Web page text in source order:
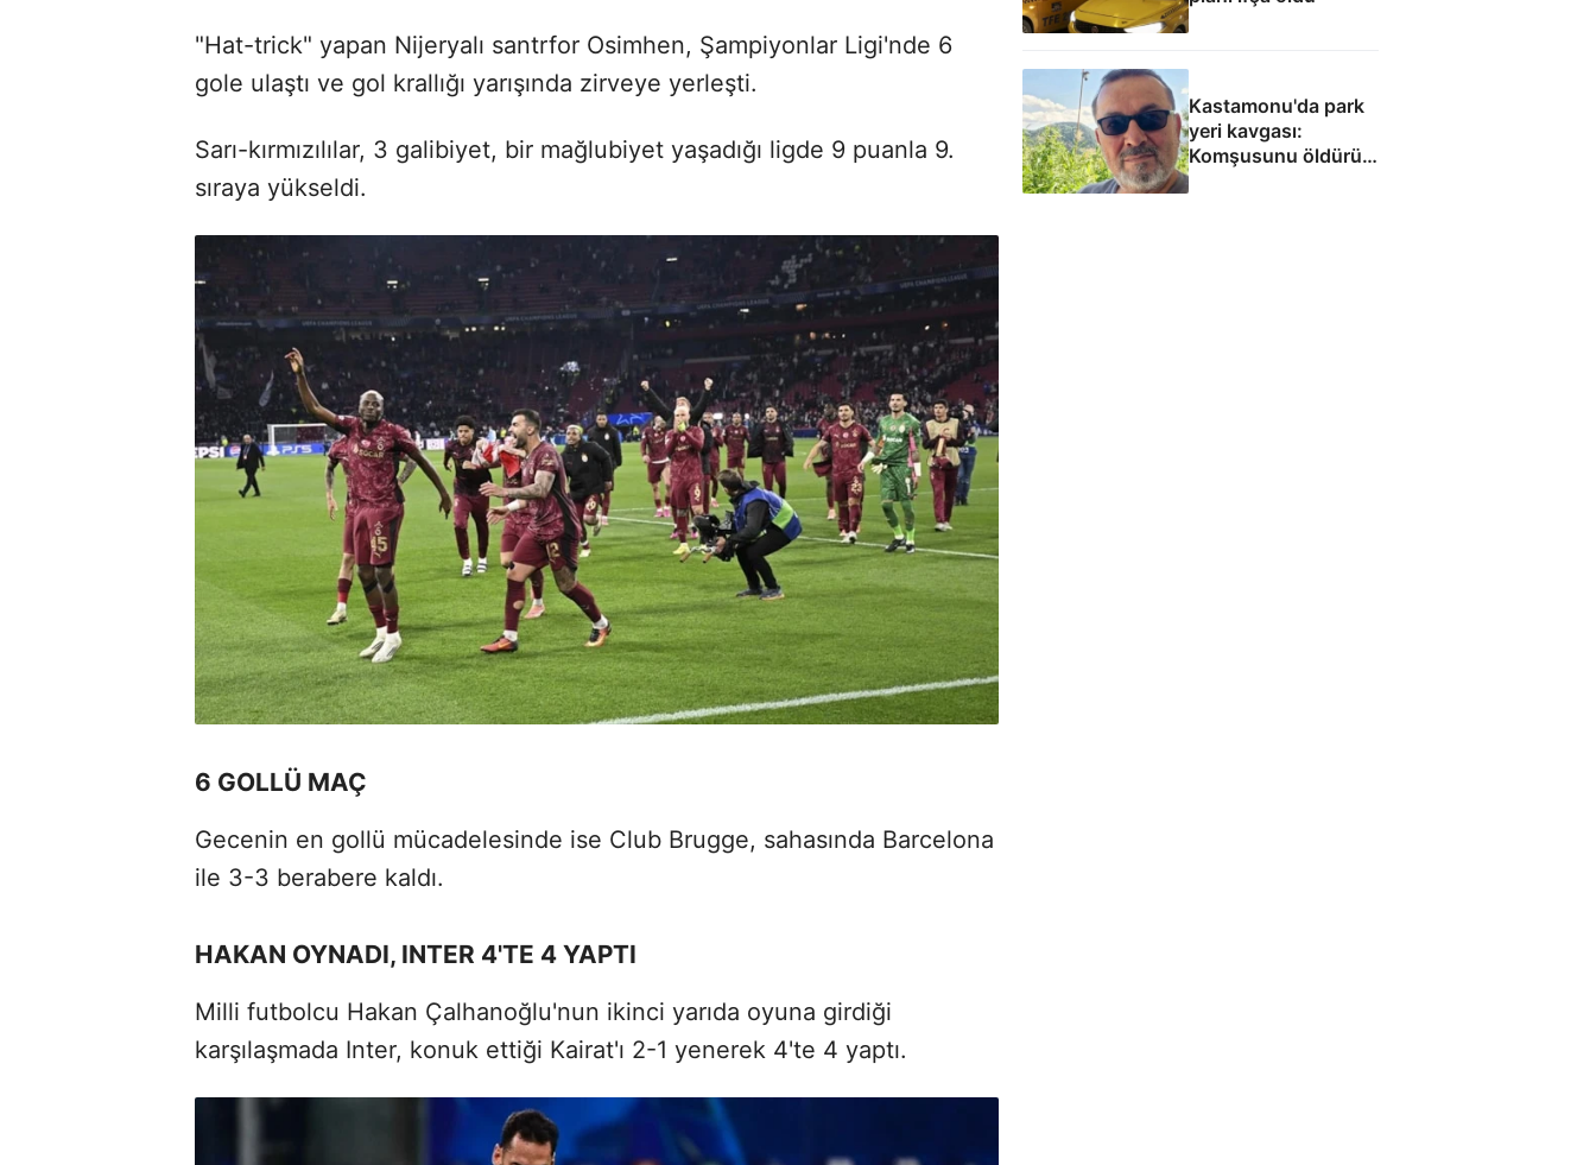
"Hat-trick" yapan Nijeryalı santrfor Osimhen, Şampiyonlar Ligi'nde 6
gole ulaştı ve gol krallığı yarışında zirveye yerleşti.
Sarı-kırmızılılar, 3 galibiyet, bir mağlubiyet yaşadığı ligde 9 puanla 9.
sıraya yükseldi.
6 GOLLÜ MAÇ
Gecenin en gollü mücadelesinde ise Club Brugge, sahasında Barcelona
ile 3-3 berabere kaldı.
HAKAN OYNADI, INTER 4'TE 4 YAPTI
Milli futbolcu Hakan Çalhanoğlu'nun ikinci yarıda oyuna girdiği
karşılaşmada Inter, konuk ettiği Kairat'ı 2-1 yenerek 4'te 4 yaptı.
Kastamonu'da park
yeri kavgası:
Komşusunu öldürüp
evini ve aracını ateşe